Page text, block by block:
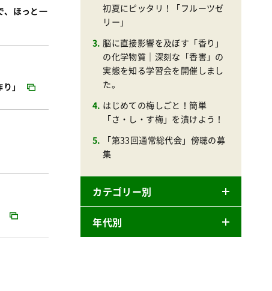
、ほっと一
」
初夏にピッタリ！「フルーツゼ
リー」
脳に直接影響を及ぼす「香り」
の化学物質｜深刻な「香害」の
実態を知る学習会を開催しまし
た。
はじめての梅しごと！簡単
「さ・し・す梅」を漬けよう！
「第33回通常総代会」傍聴の募
集
カテゴリー別
ニュースリリース
年代別